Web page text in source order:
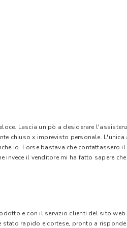
Lascia un pò a desiderare
chiuso x imprevisto personale.
io. Forse bastava che
invece il venditore mi ha fatto sapere
e con il servizio clienti del sito
stato rapido e cortese, pronto a